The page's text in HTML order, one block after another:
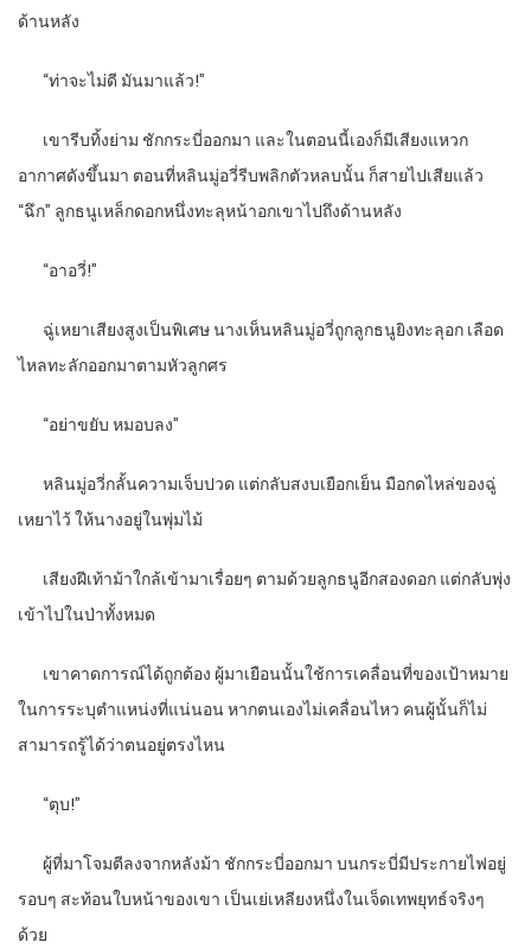
ด้านหลัง
“ท่าจะไม่ดี มันมาแล้ว!”
เขารีบทิ้งย่าม ชักกระบี่ออกมา และในตอนนี้เองก็มีเสียงแหวก
อากาศดังขึ้นมา ตอนที่หลินมู่อวี่รีบพลิกตัวหลบนั้น ก็สายไปเสียแล้ว
“ฉึก” ลูกธนูเหล็กดอกหนึ่งทะลุหน้าอกเขาไปถึงด้านหลัง
“อาอวี่!”
ฉู่เหยาเสียงสูงเป็นพิเศษ นางเห็นหลินมู่อวี่ถูกลูกธนูยิงทะลุอก เลือด
ไหลทะลักออกมาตามหัวลูกศร
“อย่าขยับ หมอบลง”
หลินมู่อวี่กลั้นความเจ็บปวด แต่กลับสงบเยือกเย็น มือกดไหล่ของฉู่
เหยาไว้ ให้นางอยู่ในพุ่มไม้
เสียงฝีเท้าม้าใกล้เข้ามาเรื่อยๆ ตามด้วยลูกธนูอีกสองดอก แต่กลับพุ่ง
เข้าไปในป่าทั้งหมด
เขาคาดการณ์ได้ถูกต้อง ผู้มาเยือนนั้นใช้การเคลื่อนที่ของเป้าหมาย
ในการระบุตำแหน่งที่แน่นอน หากตนเองไม่เคลื่อนไหว คนผู้นั้นก็ไม่
สามารถรู้ได้ว่าตนอยู่ตรงไหน
“ตุบ!”
ผู้ที่มาโจมตีลงจากหลังม้า ชักกระบี่ออกมา บนกระบี่มีประกายไฟอยู่
รอบๆ สะท้อนใบหน้าของเขา เป็นเย่เหลียงหนึ่งในเจ็ดเทพยุทธ์จริงๆ
ด้วย